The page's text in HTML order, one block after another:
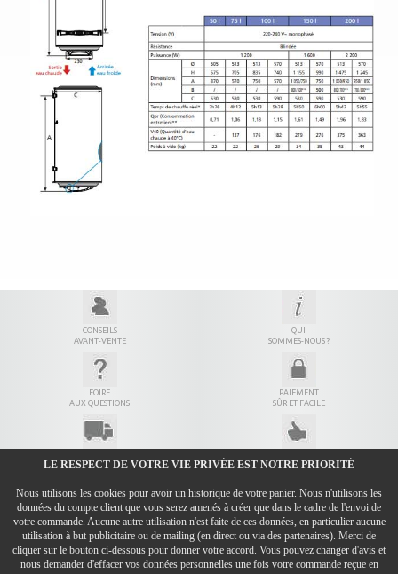
CONSEILS
AVANT-VENTE
QUI
SOMMES-NOUS ?
FOIRE
AUX QUESTIONS
PAIEMENT
SÛR ET FACILE
EN 24H
POUR ÊTRE SÛR
CONDITIONS GÉNÉRALES DE VENTE
MENTIONS LÉGALES
DONNÉES PERSONNELLES
CONTACT
LE RESPECT DE VOTRE VIE PRIVÉE EST NOTRE PRIORITÉ
Nous utilisons les cookies pour avoir un historique de votre panier. Nous n'utilisons les
données du compte client que vous serez amenés à créer que dans le cadre de l'envoi de
votre commande. Aucune autre utilisation n'est faite de ces données, en particulier aucune
utilisation à but publicitaire ou de mailing (en direct ou via des partenaires). Merci de
cliquer sur le bouton ci-dessous pour donner votre accord. Vous pouvez changer d'avis et
nous demander d'effacer vos données personnelles une fois votre commande reçue en